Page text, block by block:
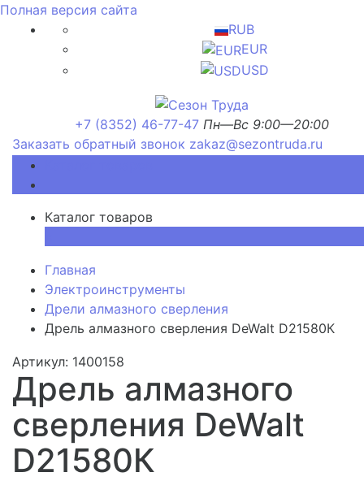
Полная версия сайта
RUB
EUR
USD
+7 (8352) 46-77-47 Пн—Вс 9:00—20:00
Заказать обратный звонок zakaz@sezontruda.ru
Каталог товаров
Главная
Электроинструменты
Дрели алмазного сверления
Дрель алмазного сверления DeWalt D21580К
Артикул: 1400158
Дрель алмазного
сверления DeWalt
D21580К